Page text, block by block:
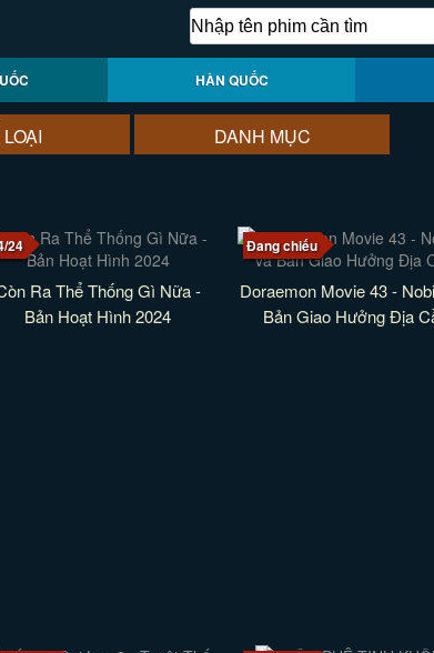
HÀN QUỐC
DANH MỤC
24
Ra Thể Thống Gì Nữa -
Bản Hoạt Hình 2024
Đang chiếu
Doraemon Movie 43 -
Bản Giao Hưởng Địa